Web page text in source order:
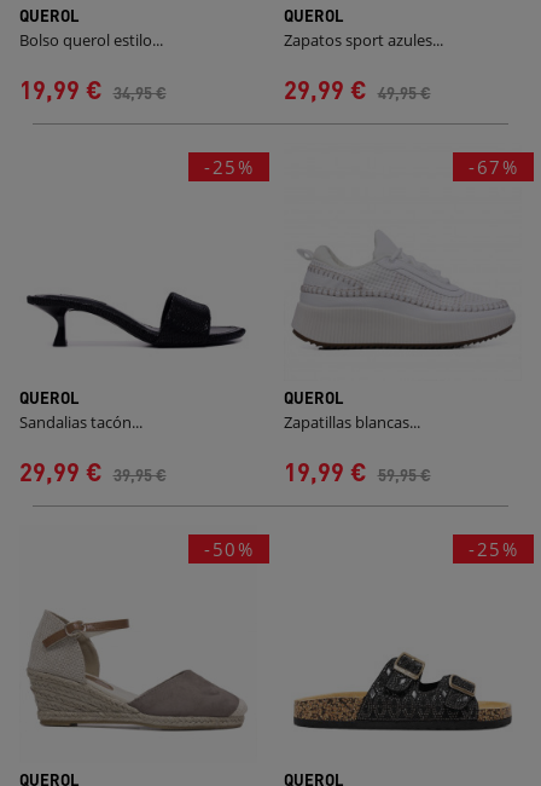
QUEROL
Bolso querol estilo...
19,99 € 34,95 €
QUEROL
Zapatos sport azules...
29,99 € 49,95 €
-25%
QUEROL
Sandalias tacón...
29,99 € 39,95 €
-67%
QUEROL
Zapatillas blancas...
19,99 € 59,95 €
-50%
QUEROL
-25%
QUEROL